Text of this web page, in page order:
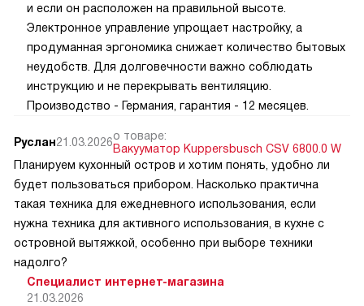
и если он расположен на правильной высоте.
Электронное управление упрощает настройку, а
продуманная эргономика снижает количество бытовых
неудобств. Для долговечности важно соблюдать
инструкцию и не перекрывать вентиляцию.
Производство - Германия, гарантия - 12 месяцев.
Руслан21.03.2026о товаре:
Вакууматор Kuppersbusch CSV 6800.0 W
Планируем кухонный остров и хотим понять, удобно ли
будет пользоваться прибором. Насколько практична
такая техника для ежедневного использования, если
нужна техника для активного использования, в кухне с
островной вытяжкой, особенно при выборе техники
надолго?
Специалист интернет-магазина
21.03.2026